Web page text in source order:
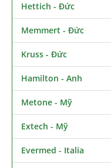
Hettich - Đức
Memmert - Đức
Kruss - Đức
Hamilton - Anh
Metone - Mỹ
Extech - Mỹ
Evermed - Italia